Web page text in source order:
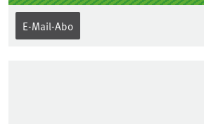
E-Mail-Abo